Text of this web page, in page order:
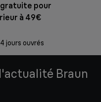
pour
à 49€
jours ouvrés
Braun